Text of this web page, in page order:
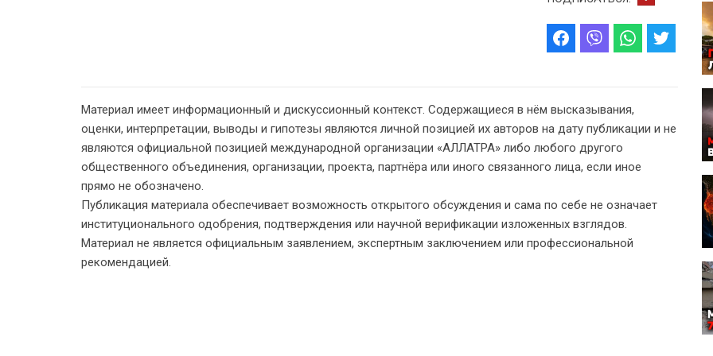
Материал имеет информационный и дискуссионный контекст. Содержащиеся в нём высказывания,
оценки, интерпретации, выводы и гипотезы являются личной позицией их авторов на дату публикации и не
являются официальной позицией международной организации «АЛЛАТРА» либо любого другого
общественного объединения, организации, проекта, партнёра или иного связанного лица, если иное
прямо не обозначено.
Публикация материала обеспечивает возможность открытого обсуждения и сама по себе не означает
институционального одобрения, подтверждения или научной верификации изложенных взглядов.
Материал не является официальным заявлением, экспертным заключением или профессиональной
рекомендацией.